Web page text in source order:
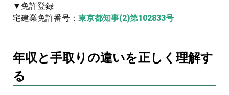
▼免許登録
宅建業免許番号： 東京都知事(2)第102833号
年収と手取りの違いを正しく理解す
る